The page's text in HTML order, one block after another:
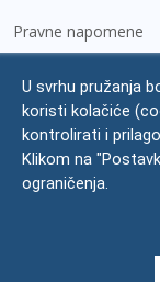
Pravne napomene
Zaštita osobnih
Impressum
Česta pitanja
U svrhu pružanja
koristi kolačiće
kontrolirati i
Klikom na
ograničenja.